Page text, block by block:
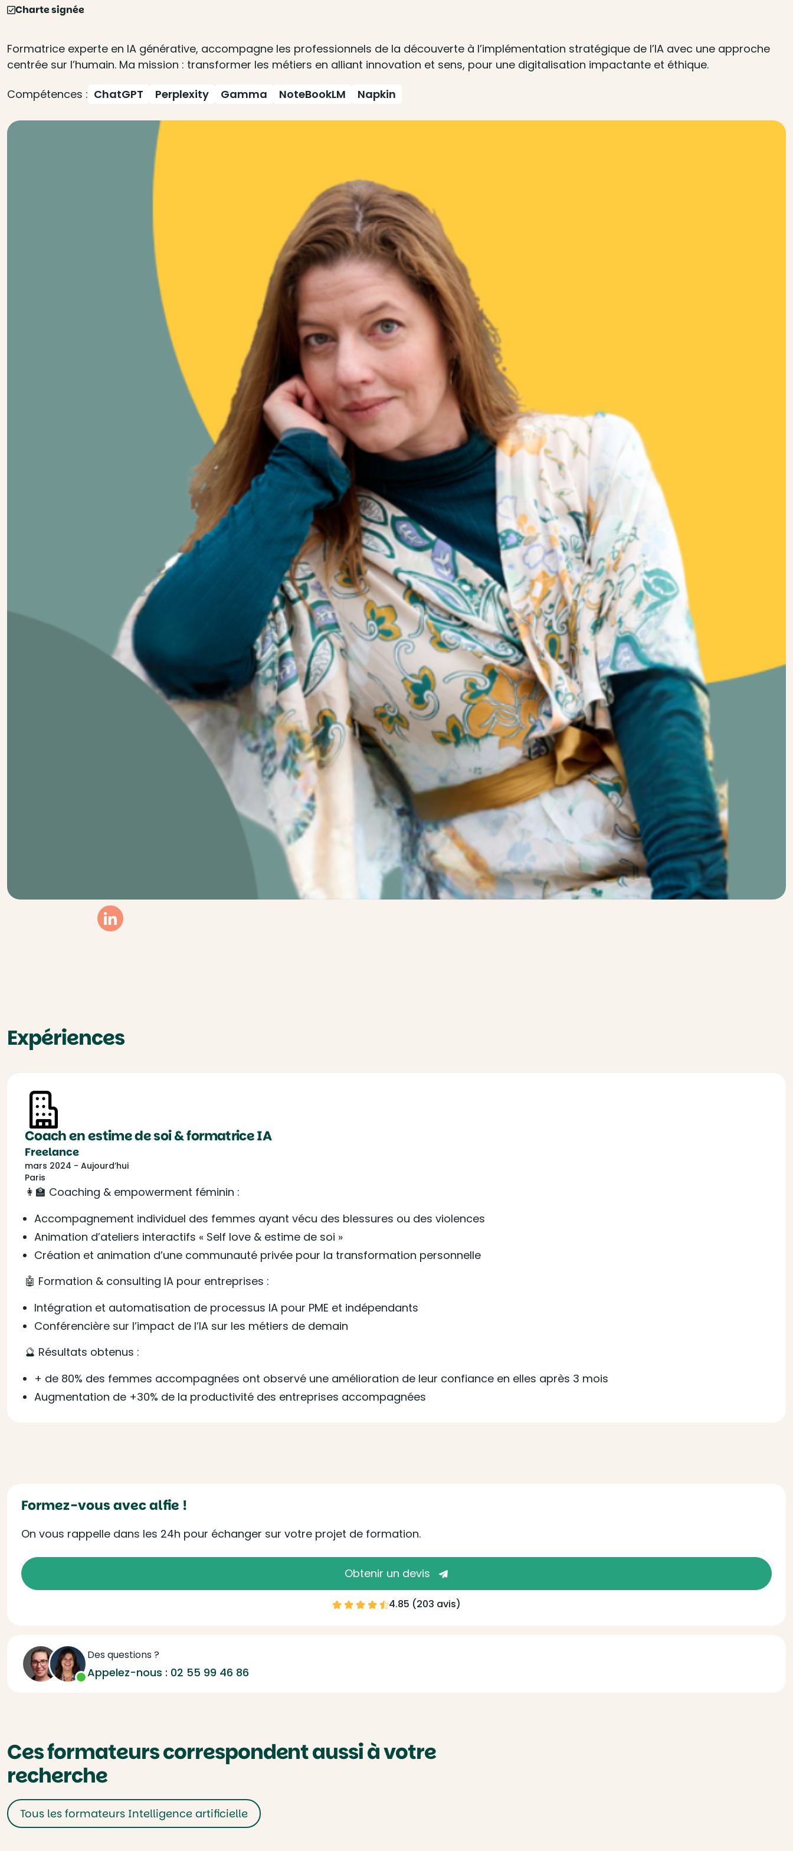
Charte signée
Formatrice experte en IA générative, accompagne les professionnels de la découverte à l’implémentation stratégique de l’IA avec une approche
centrée sur l’humain. Ma mission : transformer les métiers en alliant innovation et sens, pour une digitalisation impactante et éthique.
Compétences : ChatGPT Perplexity Gamma NoteBookLM Napkin
Linkedin
Expériences
Coach en estime de soi & formatrice IA
Freelance
mars 2024 - Aujourd’hui
Paris
👩‍🏫 Coaching & empowerment féminin :
Accompagnement individuel des femmes ayant vécu des blessures ou des violences
Animation d’ateliers interactifs « Self love & estime de soi »
Création et animation d’une communauté privée pour la transformation personnelle
🤖 Formation & consulting IA pour entreprises :
Intégration et automatisation de processus IA pour PME et indépendants
Conférencière sur l’impact de l’IA sur les métiers de demain
🔮 Résultats obtenus :
+ de 80% des femmes accompagnées ont observé une amélioration de leur confiance en elles après 3 mois
Augmentation de +30% de la productivité des entreprises accompagnées
Formez-vous avec alfie !
On vous rappelle dans les 24h pour échanger sur votre projet de formation.
Obtenir un devis
4.85 (203 avis)
Des questions ?
Appelez-nous : 02 55 99 46 86
Ces formateurs correspondent aussi à votre
recherche
Tous les formateurs Intelligence artificielle